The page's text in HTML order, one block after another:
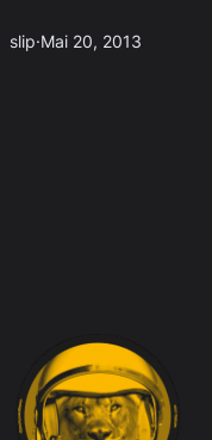
slip·Mai 20, 2013